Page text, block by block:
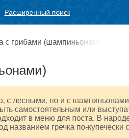
Расширенный поиск
с грибами (шампиньонами)
с лесными, но и с шампиньонами
самостоятельным или
в меню для поста. В
названием гречка по-купечески с